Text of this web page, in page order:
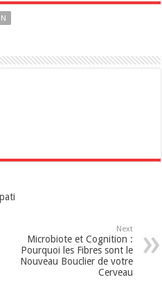
Next
Microbiote et Cognition :
Pourquoi les Fibres sont le
Nouveau Bouclier de votre
Cerveau